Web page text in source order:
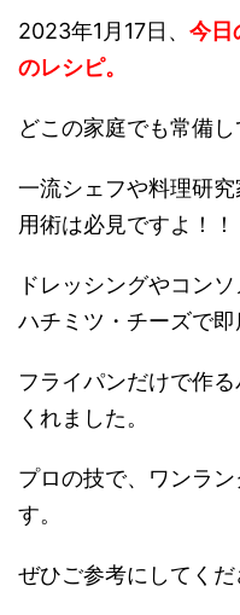
2023年1月17日、 今日
のレシピ。
どこの家庭でも常備し
一流シェフや料理研
用術は必見ですよ！！
ドレッシングやコン
ハチミツ・チーズで
フライパンだけで作
くれました。
プロの技で、ワンラ
す。
ぜひご参考にしてくだ